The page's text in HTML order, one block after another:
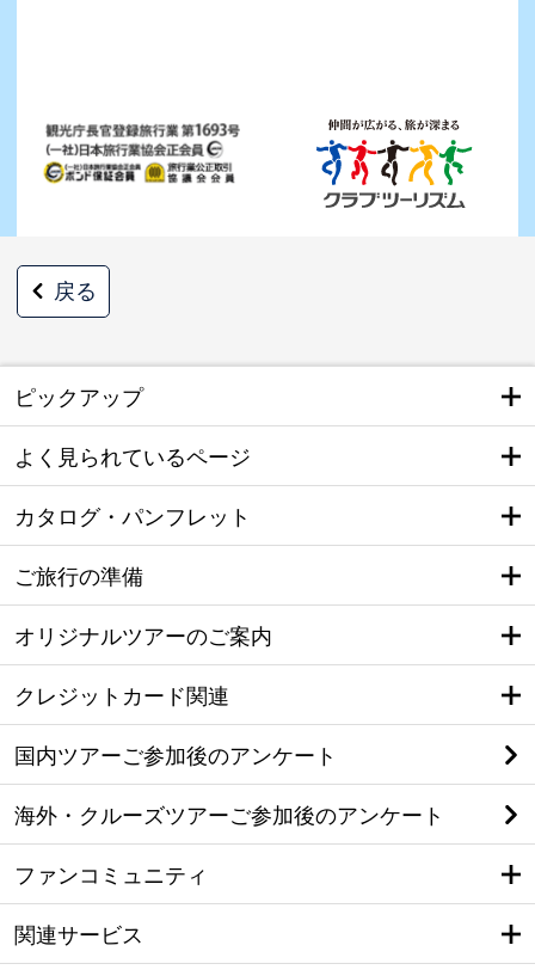
戻る
ピックアップ
よく見られているページ
カタログ・パンフレット
ご旅行の準備
オリジナルツアーのご案内
クレジットカード関連
国内ツアーご参加後のアンケート
海外・クルーズツアーご参加後のアンケート
ファンコミュニティ
関連サービス